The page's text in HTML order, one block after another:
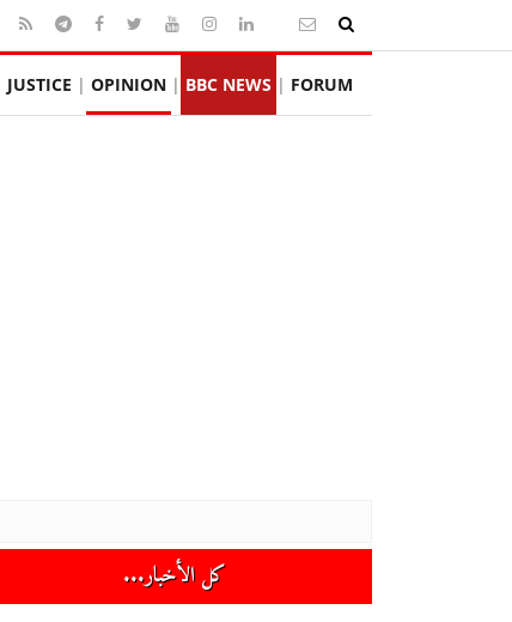
JUSTICE OPINION BBC NEWS FORUM
كل الأخبار...